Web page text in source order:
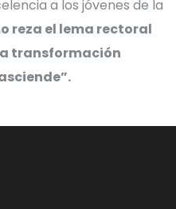
a los jóvenes de la
reza el lema rectoral
transformación